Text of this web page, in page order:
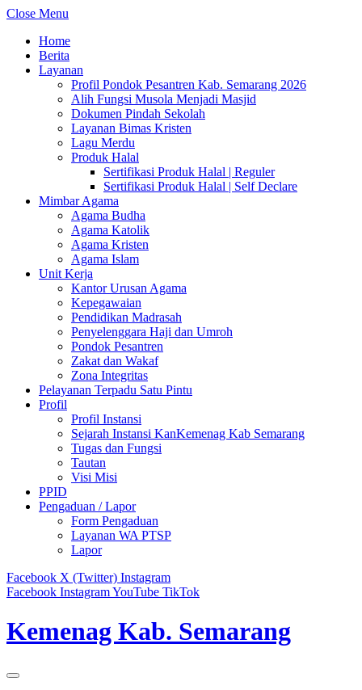
Close Menu
Home
Berita
Layanan
Profil Pondok Pesantren Kab. Semarang 2026
Alih Fungsi Musola Menjadi Masjid
Dokumen Pindah Sekolah
Layanan Bimas Kristen
Lagu Merdu
Produk Halal
Sertifikasi Produk Halal | Reguler
Sertifikasi Produk Halal | Self Declare
Mimbar Agama
Agama Budha
Agama Katolik
Agama Kristen
Agama Islam
Unit Kerja
Kantor Urusan Agama
Kepegawaian
Pendidikan Madrasah
Penyelenggara Haji dan Umroh
Pondok Pesantren
Zakat dan Wakaf
Zona Integritas
Pelayanan Terpadu Satu Pintu
Profil
Profil Instansi
Sejarah Instansi KanKemenag Kab Semarang
Tugas dan Fungsi
Tautan
Visi Misi
PPID
Pengaduan / Lapor
Form Pengaduan
Layanan WA PTSP
Lapor
Facebook X (Twitter) Instagram
Facebook InstagramYouTube TikTok
Kemenag Kab. Semarang